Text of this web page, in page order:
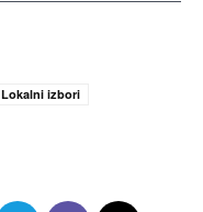
Lokalni izbori